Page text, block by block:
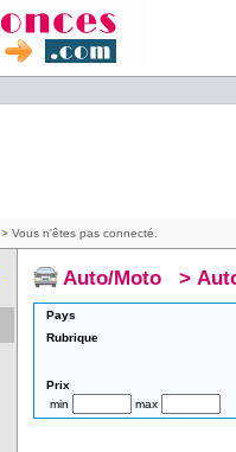
> Vous n'êtes pas connecté.
Auto/Moto >
Pays
Rubrique
Prix
min
max